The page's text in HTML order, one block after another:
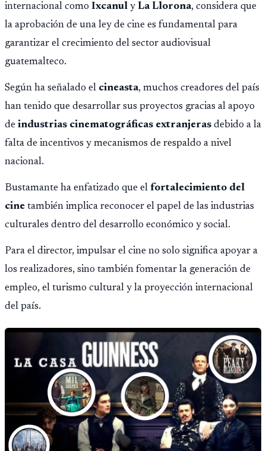
internacional como Ixcanul y La Llorona, considera que
la aprobación de una ley de cine es fundamental para
garantizar el crecimiento del sector audiovisual
guatemalteco.
Según ha señalado el cineasta, muchos creadores del país
han tenido que desarrollar sus proyectos gracias al apoyo
de industrias cinematográficas extranjeras debido a la
falta de incentivos y mecanismos de respaldo a nivel
nacional.
Bustamante ha enfatizado que el fortalecimiento del
cine también implica reconocer el papel de las industrias
culturales dentro del desarrollo económico y social.
Para el director, impulsar el cine no solo significa apoyar a
los realizadores, sino también fomentar la generación de
empleo, el turismo cultural y la proyección internacional
del país.